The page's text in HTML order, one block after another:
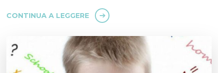
CONTINUA A LEGGERE